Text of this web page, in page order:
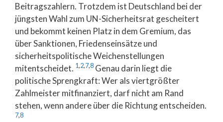
Beitragszahlern. Trotzdem ist Deutschland bei der
jüngsten Wahl zum UN-Sicherheitsrat gescheitert
und bekommt keinen Platz in dem Gremium, das
über Sanktionen, Friedenseinsätze und
sicherheitspolitische Weichenstellungen
mitentscheidet. 1,2,7,8 Genau darin liegt die
politische Sprengkraft: Wer als viertgrößter
Zahlmeister mitfinanziert, darf nicht am Rand
stehen, wenn andere über die Richtung entscheiden.
7,8